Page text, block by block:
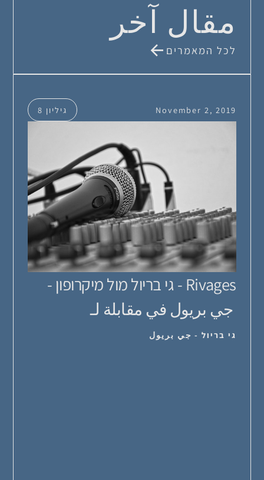
مقال آخر
לכל המאמרים
November 2, 2019 גיליון 8
Rivages - גי בריול מול מיקרופון -
جي بريول في مقابلة لـ
גי בריול - جي بريول